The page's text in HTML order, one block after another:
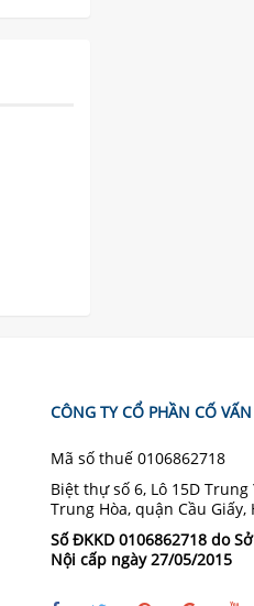
CÔNG TY CỔ PHẦN CỐ
Mã số thuế 0106862718
Biệt thự số 6, Lô 15D
Trung Hòa, quận Cầu Giấy,
Số ĐKKD 0106862718 do
Nội cấp ngày 27/05/2015